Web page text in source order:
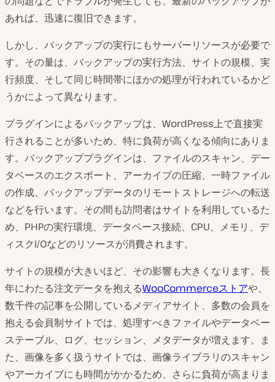
あれば、迅速に復旧できます。
しかし、バックアップの実行にもサーバーリソースが必要で
す。その量は、バックアップの実行方法、サイトの規模、実
行頻度、そして同じ時間帯にほかの処理が行われているかど
うかによって異なります。
プラグインによるバックアップは、WordPress上で直接実
行されることが多いため、特に負荷が高くなる傾向にありま
す。バックアッププラグインは、ファイルのスキャン、デー
タベースのエクスポート、アーカイブの圧縮、一時ファイル
の作成、バックアップデータのリモートストレージへの転送
などを行います。その間も訪問者はサイトを利用しているた
め、PHPの実行環境、データベース接続、CPU、メモリ、デ
ィスクI/Oなどのリソースが消費されます。
サイトの規模が大きいほど、その影響も大きくなります。長
年にわたる注文データを抱えるWooCommerceストアや、
数千件の記事を公開しているメディアサイト、多数の会員を
抱える会員制サイトでは、処理すべきファイルやデータベー
ステーブル、ログ、セッション、メタデータが増えます。ま
た、画像を多く扱うサイトでは、画像ライブラリのスキャン
やアーカイブにも時間がかかるため、さらに負荷が高まりま